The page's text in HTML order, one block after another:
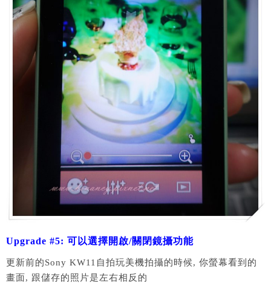
Upgrade #5: 可以選擇開啟/關閉鏡攝功能
更新前的Sony KW11自拍玩美機拍攝的時候, 你螢幕看到的
畫面, 跟儲存的照片是左右相反的